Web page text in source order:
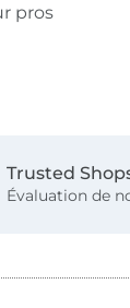
pros
Trusted
Évaluation de